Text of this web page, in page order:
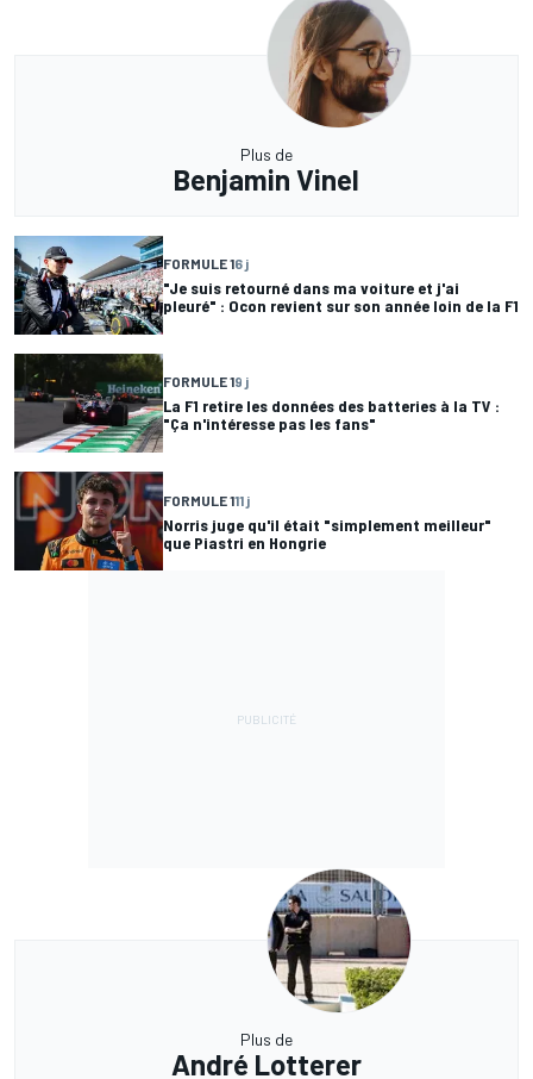
Plus de
Benjamin Vinel
FORMULE 16 j
"Je suis retourné dans ma voiture et j'ai
pleuré" : Ocon revient sur son année loin de la F1
FORMULE 19 j
La F1 retire les données des batteries à la TV :
"Ça n'intéresse pas les fans"
FORMULE 111 j
Norris juge qu'il était "simplement meilleur"
que Piastri en Hongrie
Plus de
André Lotterer